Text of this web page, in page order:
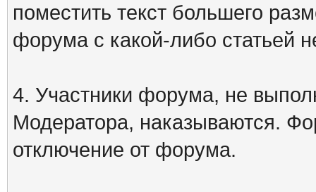
поместить текст большего
форума с какой-либо статьей
4. Участники форума, не
Модератора, наказываются.
отключение от форума.